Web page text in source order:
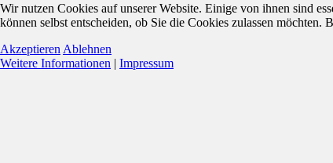
Wir nutzen Cookies auf unserer Website. Einige von ihnen sind
können selbst entscheiden, ob Sie die Cookies zulassen
Akzeptieren Ablehnen
Weitere Informationen | Impressum